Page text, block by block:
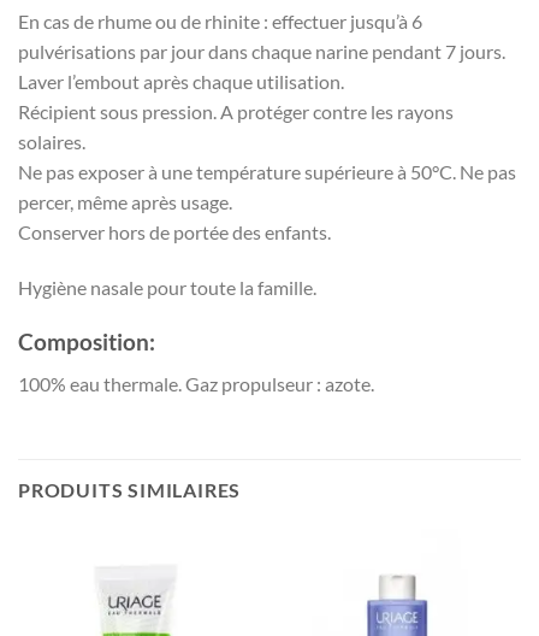
En cas de rhume ou de rhinite : effectuer jusqu’à 6
pulvérisations par jour dans chaque narine pendant 7 jours.
Laver l’embout après chaque utilisation.
Récipient sous pression. A protéger contre les rayons
solaires.
Ne pas exposer à une température supérieure à 50°C. Ne pas
percer, même après usage.
Conserver hors de portée des enfants.
Hygiène nasale pour toute la famille.
Composition:
100% eau thermale. Gaz propulseur : azote.
PRODUITS SIMILAIRES